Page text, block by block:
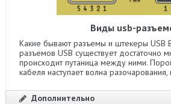
Виды usb-
Какие бывают разъемы и штекеры USB
разъемов USB существует достаточно
происходит путаница между ними.
кабеля наступает волна
Дополнительно